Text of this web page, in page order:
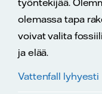
työntekijää.
olemassa tapa
voivat valita
ja elää.
Vattenfall lyhyesti